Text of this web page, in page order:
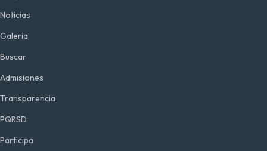
Noticias
Galeria
Buscar
Admisiones
Transparencia
PQRSD
Participa